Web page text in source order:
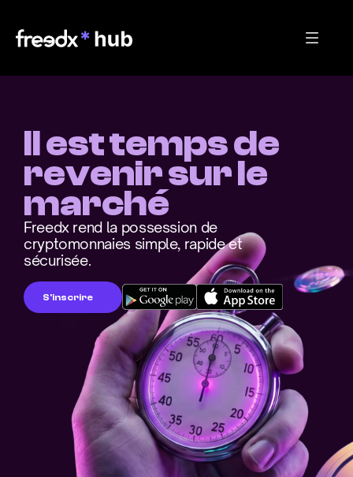
Il est temps de
revenir sur le
marché
Freedx rend la possession de
cryptomonnaies simple, rapide et
sécurisée.
S'inscrire